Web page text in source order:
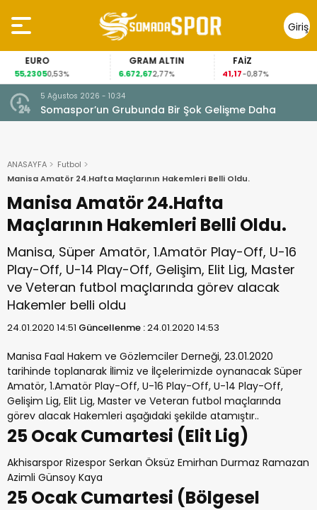
Giriş
Yap
EURO
55,23050,53%
GRAM ALTIN
6.672,672,77%
FAİZ
41,17-0,87%
5 Ağustos 2026 - 10:34
Somaspor’un Grubunda Bir Şok Gelişme Daha
ANASAYFA
Futbol
Manisa Amatör 24.Hafta Maçlarının Hakemleri Belli Oldu.
Manisa Amatör 24.Hafta
Maçlarının Hakemleri Belli Oldu.
Manisa, Süper Amatör, 1.Amatör Play-Off, U-16
Play-Off, U-14 Play-Off, Gelişim, Elit Lig, Master
ve Veteran futbol maçlarında görev alacak
Hakemler belli oldu
24.01.2020 14:51 Güncellenme :24.01.2020 14:53
Manisa Faal Hakem ve Gözlemciler Derneği, 23.01.2020
tarihinde toplanarak İlimiz ve İlçelerimizde oynanacak Süper
Amatör, 1.Amatör Play-Off, U-16 Play-Off, U-14 Play-Off,
Gelişim Lig, Elit Lig, Master ve Veteran futbol maçlarında
görev alacak Hakemleri aşağıdaki şekilde atamıştır..
25 Ocak Cumartesi (Elit Lig)
Akhisarspor Rizespor Serkan Öksüz Emirhan Durmaz Ramazan
Azimli Günsoy Kaya
25 Ocak Cumartesi (Bölgesel